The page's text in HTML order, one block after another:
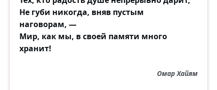
Не губи никогда, вняв пустым
наговорам, —
Мир, как мы, в своей памяти много
хранит!
Омар Хайям